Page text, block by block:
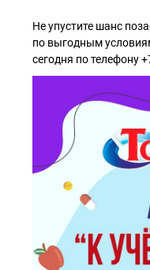
Не упустите шанс
по выгодным
сегодня по телефону